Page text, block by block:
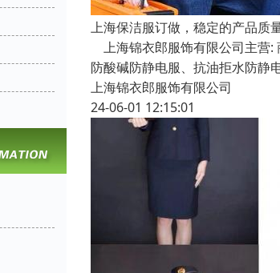
上海保洁服订做，稳定的产品质
上海锦衣郎服饰有限公司主营:
防酸碱防静电服、抗油拒水防静
上海锦衣郎服饰有限公司
24-06-01 12:15:01